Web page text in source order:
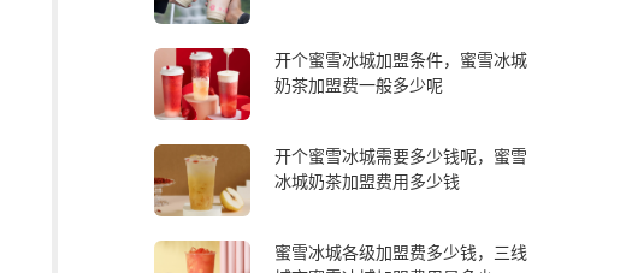
开个蜜雪冰城加盟条件，蜜雪冰城
奶茶加盟费一般多少呢
开个蜜雪冰城需要多少钱呢，蜜雪
冰城奶茶加盟费用多少钱
蜜雪冰城各级加盟费多少钱，三线